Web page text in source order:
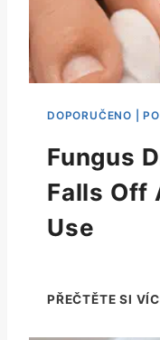
Fungus
Falls Off
Use